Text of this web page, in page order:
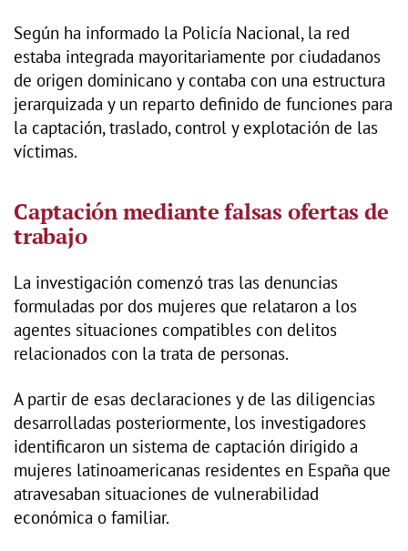
Según ha informado la Policía Nacional, la red
estaba integrada mayoritariamente por ciudadanos
de origen dominicano y contaba con una estructura
jerarquizada y un reparto definido de funciones para
la captación, traslado, control y explotación de las
víctimas.
Captación mediante falsas ofertas de
trabajo
La investigación comenzó tras las denuncias
formuladas por dos mujeres que relataron a los
agentes situaciones compatibles con delitos
relacionados con la trata de personas.
A partir de esas declaraciones y de las diligencias
desarrolladas posteriormente, los investigadores
identificaron un sistema de captación dirigido a
mujeres latinoamericanas residentes en España que
atravesaban situaciones de vulnerabilidad
económica o familiar.